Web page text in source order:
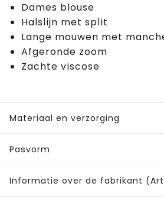
Dames blouse
Halslijn met split
Lange mouwen met
Afgeronde zoom
Zachte viscose
Materiaal en verzorging
Pasvorm
Informatie over de fabrikant